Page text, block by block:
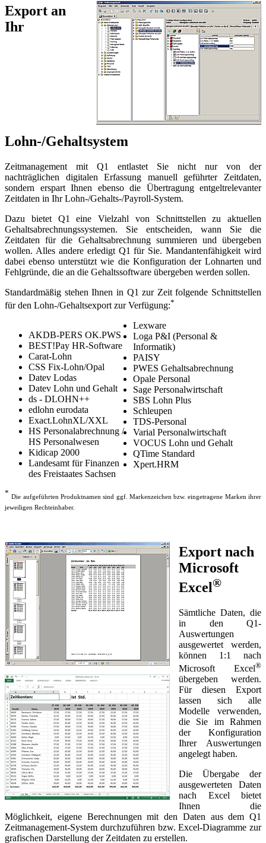
Export an
Ihr
Lohn-/Gehaltsystem
Zeitmanagement mit Q1 entlastet Sie nicht nur von der
nachträglichen digitalen Erfassung manuell geführter Zeitdaten,
sondern erspart Ihnen ebenso die Übertragung entgeltrelevanter
Zeitdaten in Ihr Lohn-/Gehalts-/Payroll-System.
Dazu bietet Q1 eine Vielzahl von Schnittstellen zu aktuellen
Gehaltsabrechnungssystemen. Sie entscheiden, wann Sie die
Zeitdaten für die Gehaltsabrechnung summieren und übergeben
wollen. Alles andere erledigt Q1 für Sie. Mandantenfähigkeit wird
dabei ebenso unterstützt wie die Konfiguration der Lohnarten und
Fehlgründe, die an die Gehaltssoftware übergeben werden sollen.
Standardmäßig stehen Ihnen in Q1 zur Zeit folgende Schnittstellen
für den Lohn-/Gehaltsexport zur Verfügung:*
AKDB-PERS OK.PWS
BEST!Pay HR-Software
Carat-Lohn
CSS Fix-Lohn/Opal
Datev Lodas
Datev Lohn und Gehalt
ds - DLOHN++
edlohn eurodata
Exact.LohnXL/XXL
HS Personalabrechnung /
HS Personalwesen
Kidicap 2000
Landesamt für Finanzen
des Freistaates Sachsen
Lexware
Loga P&I (Personal &
Informatik)
PAISY
PWES Gehaltsabrechnung
Opale Personal
Sage Personalwirtschaft
SBS Lohn Plus
Schleupen
TDS-Personal
Varial Personalwirtschaft
VOCUS Lohn und Gehalt
QTime Standard
Xpert.HRM
* Die aufgeführten Produktnamen sind ggf. Markenzeichen bzw. eingetragene Marken ihrer
jeweiligen Rechteinhaber.
Export nach
Microsoft
Excel ®
Sämtliche Daten, die
in den Q1-
Auswertungen
ausgewertet werden,
können 1:1 nach
Microsoft Excel®
übergeben werden.
Für diesen Export
lassen sich alle
Modelle verwenden,
die Sie im Rahmen
der Konfiguration
Ihrer Auswertungen
angelegt haben.
Die Übergabe der
ausgewerteten Daten
nach Excel bietet
Ihnen die
Möglichkeit, eigene Berechnungen mit den Daten aus dem Q1
Zeitmanagement-System durchzuführen bzw. Excel-Diagramme zur
grafischen Darstellung der Zeitdaten zu erstellen.